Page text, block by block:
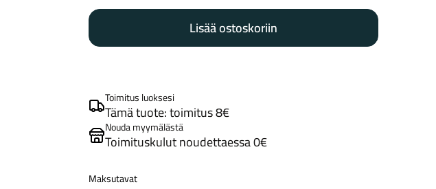
Katso koko valikoima
Chain
Cleaner
Lisää ostoskoriin
Toimitus luoksesi
Tämä tuote: toimitus 8€
Nouda myymälästä
Toimituskulut noudettaessa 0€
Maksutavat